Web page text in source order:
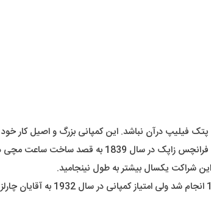
درآن نباشد. این کمپانی بزرگ و اصیل کار خود را
مؤسس اصلی این برند، آقای آنتونی پتک به همراه
) در سال 1851 انجام